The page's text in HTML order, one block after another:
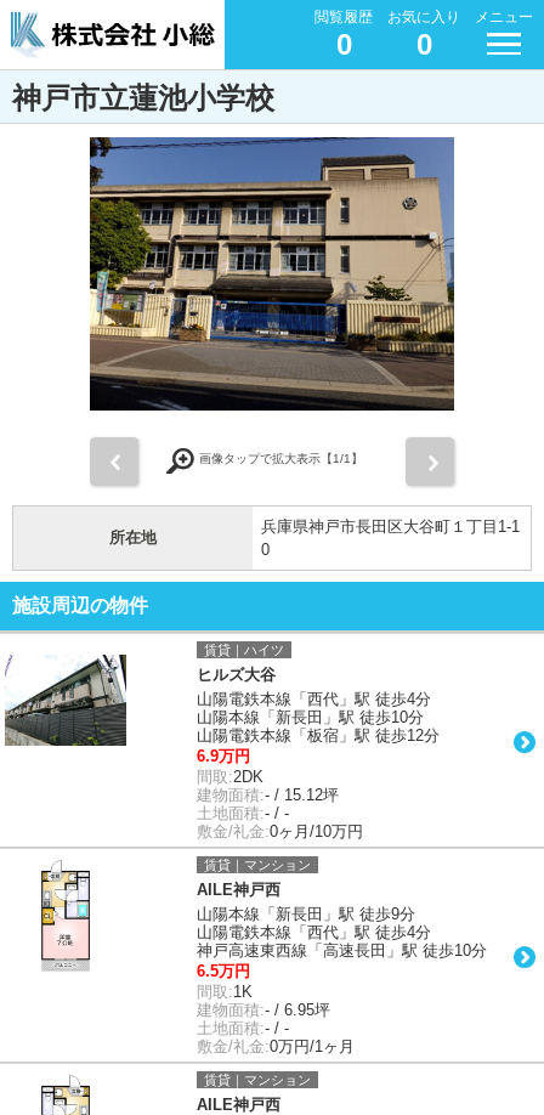
閲覧履歴
0
お気に入り
0
メニュー
神戸市立蓮池小学校
画像タップで拡大表示【1/1】
所在地
兵庫県神戸市長田区大谷町１丁目1-1
0
施設周辺の物件
賃貸｜ハイツ
ヒルズ大谷
山陽電鉄本線「西代」駅 徒歩4分
山陽本線「新長田」駅 徒歩10分
山陽電鉄本線「板宿」駅 徒歩12分
6.9万円
間取:2DK
建物面積:- / 15.12坪
土地面積:- / -
敷金/礼金:0ヶ月/10万円
賃貸｜マンション
AILE神戸西
山陽本線「新長田」駅 徒歩9分
山陽電鉄本線「西代」駅 徒歩4分
神戸高速東西線「高速長田」駅 徒歩10分
6.5万円
間取:1K
建物面積:- / 6.95坪
土地面積:- / -
敷金/礼金:0万円/1ヶ月
賃貸｜マンション
AILE神戸西